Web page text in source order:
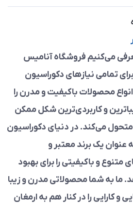
می‌کنیم فروشگاه آنامیس
تمامی نیازهای دکوراسیون
محصولات باکیفیت و مدرن را
و کاربردی‌ترین شکل ممکن
متحول می‌کند. در دنیای دکوراسیون
عنوان یک برند معتبر و
و باکیفیتی را برای بهبود
ما به شما محصولاتی مدرن و زیبا
و کارایی را در کنار هم به ارمغان